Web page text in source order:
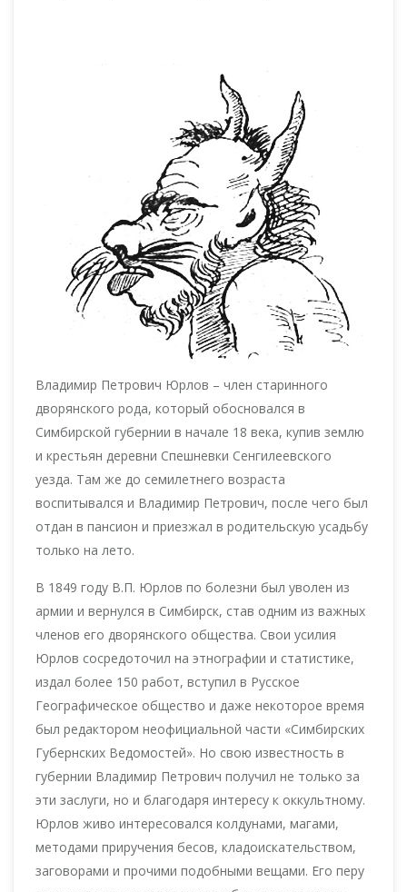
Владимир Петрович Юрлов – член старинного
дворянского рода, который обосновался в
Симбирской губернии в начале 18 века, купив землю
и крестьян деревни Спешневки Сенгилеевского
уезда. Там же до семилетнего возраста
воспитывался и Владимир Петрович, после чего был
отдан в пансион и приезжал в родительскую усадьбу
только на лето.
В 1849 году В.П. Юрлов по болезни был уволен из
армии и вернулся в Симбирск, став одним из важных
членов его дворянского общества. Свои усилия
Юрлов сосредоточил на этнографии и статистике,
издал более 150 работ, вступил в Русское
Географическое общество и даже некоторое время
был редактором неофициальной части «Симбирских
Губернских Ведомостей». Но свою известность в
губернии Владимир Петрович получил не только за
эти заслуги, но и благодаря интересу к оккультному.
Юрлов живо интересовался колдунами, магами,
методами приручения бесов, кладоискательством,
заговорами и прочими подобными вещами. Его перу